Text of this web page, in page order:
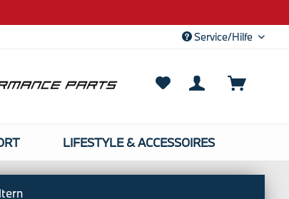
Service/Hilfe
LIFESTYLE & ACCESSOIRES